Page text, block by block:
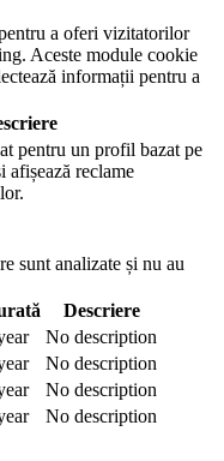
a oferi vizitatorilor
Aceste module cookie
informații pentru a
pentru un profil bazat pe
afișează reclame
sunt analizate și nu au
Descriere
No description
No description
No description
No description